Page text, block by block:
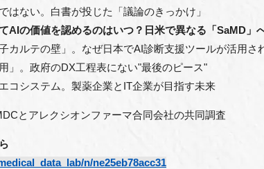
はない。白書が投じた「議論のきっかけ」
AIの価値を認めるのはいつ？日米で異なる「SaMD」
カルテの壁」。なぜ日本でAI診断支援ツールが活用さ
」。政府のDX工程表にない"最後のピース"
コシステム。製薬企業とIT企業が目指す未来
とアレクシオンファーマ合同会社の共同調査
n/ne25eb78acc31